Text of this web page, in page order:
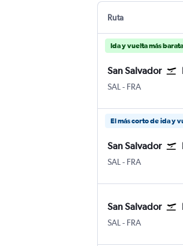
Ruta
Ida y vuelta más barata
San Salvador
SAL San Salvador
- FRA
El más corto de ida y
San Salvador
SAL San Salvador
- FRA
San Salvador
SAL San Salvador
- FRA